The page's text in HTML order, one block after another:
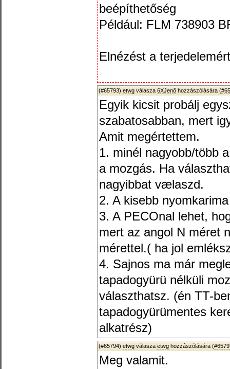
beépíthetőség
Például: FLM 738903
Elnézést a
(#65793) etwg válasza 6XJenő hozzászólására (
Egyik kicsit probálj
szabatosabban, mert
Amit megértettem.
1. minél nagyobb/több
a mozgás. Ha
nagyibbat vælaszd.
2. A kisebb
3. A PECOnal lehet,
mert az angol N méret
mérettel.( ha jol
4. Sajnos ma már
tapadogyürü nélküli
választhatsz. (én TT-
tapadogyürümentes
alkatrész)
(#65794) etwg válasza etwg hozzászólására (
Meg valamit.